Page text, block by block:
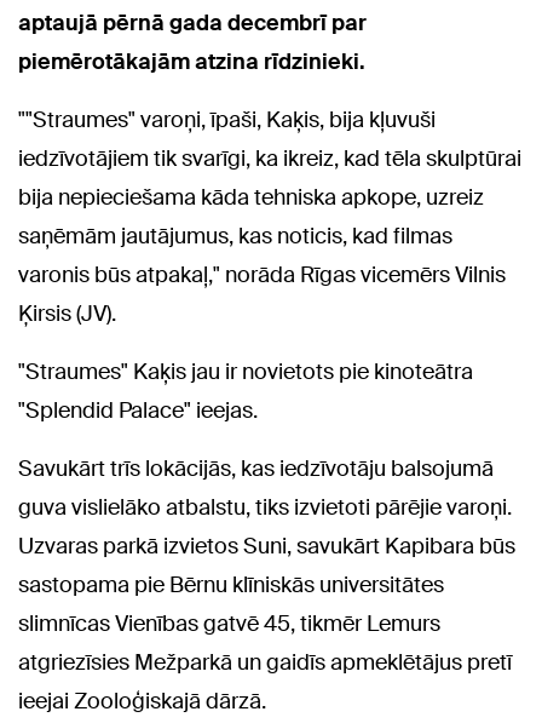
aptaujā pērnā gada decembrī par
piemērotākajām atzina rīdzinieki.
""Straumes" varoņi, īpaši, Kaķis, bija kļuvuši
iedzīvotājiem tik svarīgi, ka ikreiz, kad tēla skulptūrai
bija nepieciešama kāda tehniska apkope, uzreiz
saņēmām jautājumus, kas noticis, kad filmas
varonis būs atpakaļ," norāda Rīgas vicemērs Vilnis
Ķirsis (JV).
"Straumes" Kaķis jau ir novietots pie kinoteātra
"Splendid Palace" ieejas.
Savukārt trīs lokācijās, kas iedzīvotāju balsojumā
guva vislielāko atbalstu, tiks izvietoti pārējie varoņi.
Uzvaras parkā izvietos Suni, savukārt Kapibara būs
sastopama pie Bērnu klīniskās universitātes
slimnīcas Vienības gatvē 45, tikmēr Lemurs
atgriezīsies Mežparkā un gaidīs apmeklētājus pretī
ieejai Zooloģiskajā dārzā.